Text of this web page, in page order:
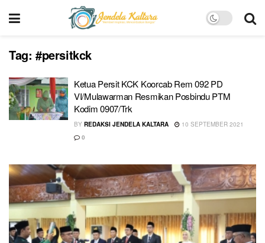
Tag: #persitkck
Ketua Persit KCK Koorcab Rem 092 PD
VI/Mulawarman Resmikan Posbindu PTM
Kodim 0907/Trk
BY REDAKSI JENDELA KALTARA
10 SEPTEMBER 2021
0